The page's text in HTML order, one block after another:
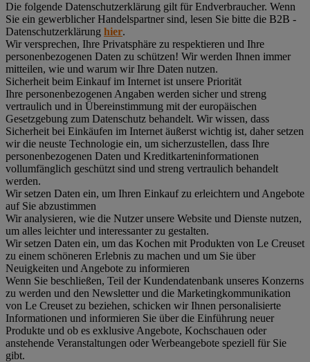
Die folgende Datenschutzerklärung gilt für Endverbraucher. Wenn
Sie ein gewerblicher Handelspartner sind, lesen Sie bitte die B2B -
Datenschutzerklärung hier.
Wir versprechen, Ihre Privatsphäre zu respektieren und Ihre
personenbezogenen Daten zu schützen! Wir werden Ihnen immer
mitteilen, wie und warum wir Ihre Daten nutzen.
Sicherheit beim Einkauf im Internet ist unsere Priorität
Ihre personenbezogenen Angaben werden sicher und streng
vertraulich und in Übereinstimmung mit der europäischen
Gesetzgebung zum Datenschutz behandelt. Wir wissen, dass
Sicherheit bei Einkäufen im Internet äußerst wichtig ist, daher setzen
wir die neuste Technologie ein, um sicherzustellen, dass Ihre
personenbezogenen Daten und Kreditkarteninformationen
vollumfänglich geschützt sind und streng vertraulich behandelt
werden.
Wir setzen Daten ein, um Ihren Einkauf zu erleichtern und Angebote
auf Sie abzustimmen
Wir analysieren, wie die Nutzer unsere Website und Dienste nutzen,
um alles leichter und interessanter zu gestalten.
Wir setzen Daten ein, um das Kochen mit Produkten von Le Creuset
zu einem schöneren Erlebnis zu machen und um Sie über
Neuigkeiten und Angebote zu informieren
Wenn Sie beschließen, Teil der Kundendatenbank unseres Konzerns
zu werden und den Newsletter und die Marketingkommunikation
von Le Creuset zu beziehen, schicken wir Ihnen personalisierte
Informationen und informieren Sie über die Einführung neuer
Produkte und ob es exklusive Angebote, Kochschauen oder
anstehende Veranstaltungen oder Werbeangebote speziell für Sie
gibt.